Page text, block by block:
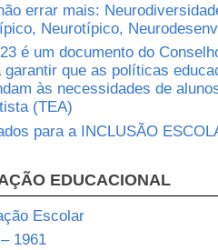
errar mais:
Neurotípico,
é um documento do
garantir que as políticas
às necessidades de
(TEA)
para a INCLUSÃO
EDUCACIONAL
Escolar
1961